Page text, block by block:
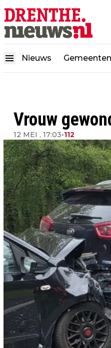
Nieuws Gemeenten
Vrouw
12 MEI , 17:03•112